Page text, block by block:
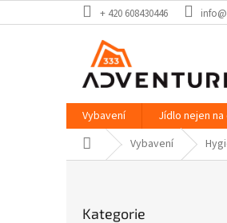
na
+ 420 608430446
Vybavení Jídlo nejen
Domů Vybavení
kategorie
Kategorie